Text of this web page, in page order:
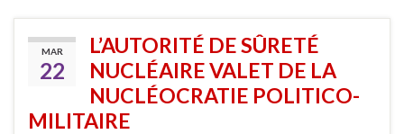
MAR
22
L’AUTORITÉ DE SÛRETÉ
NUCLÉAIRE VALET DE LA
NUCLÉOCRATIE POLITICO-
MILITAIRE